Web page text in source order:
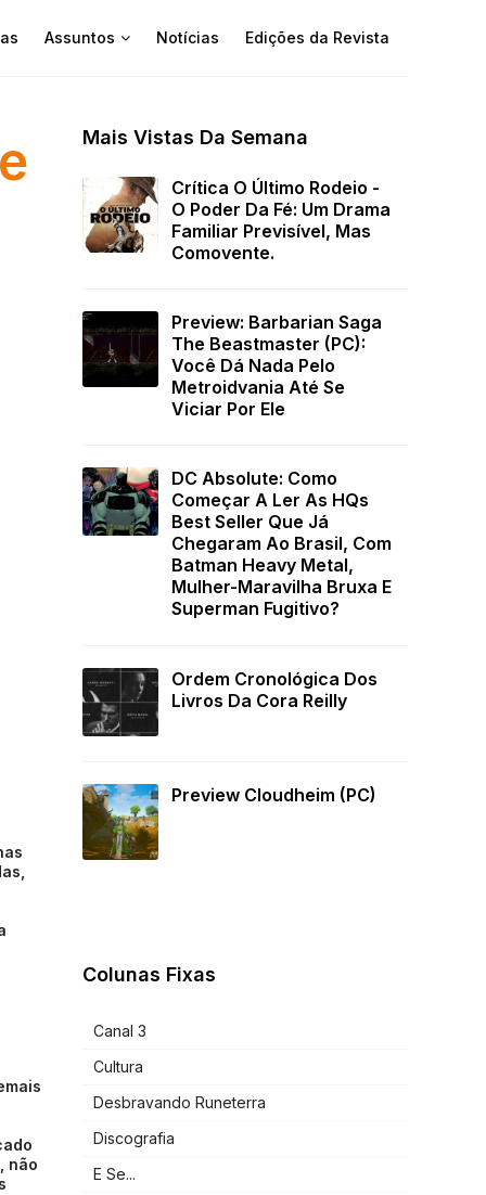
Assuntos Notícias Edições da Revista
não
Mais Vistas Da Semana
Crítica O Último Rodeio -
O Poder Da Fé: Um Drama
Familiar Previsível, Mas
Comovente.
Preview: Barbarian Saga
The Beastmaster (PC):
Você Dá Nada Pelo
Metroidvania Até Se
Viciar Por Ele
DC Absolute: Como
Começar A Ler As HQs
Best Seller Que Já
Chegaram Ao Brasil, Com
Batman Heavy Metal,
Mulher-Maravilha Bruxa E
Superman Fugitivo?
Ordem Cronológica Dos
Livros Da Cora Reilly
Preview Cloudheim (PC)
Colunas Fixas
Canal 3
Cultura
Desbravando Runeterra
Discografia
E Se...